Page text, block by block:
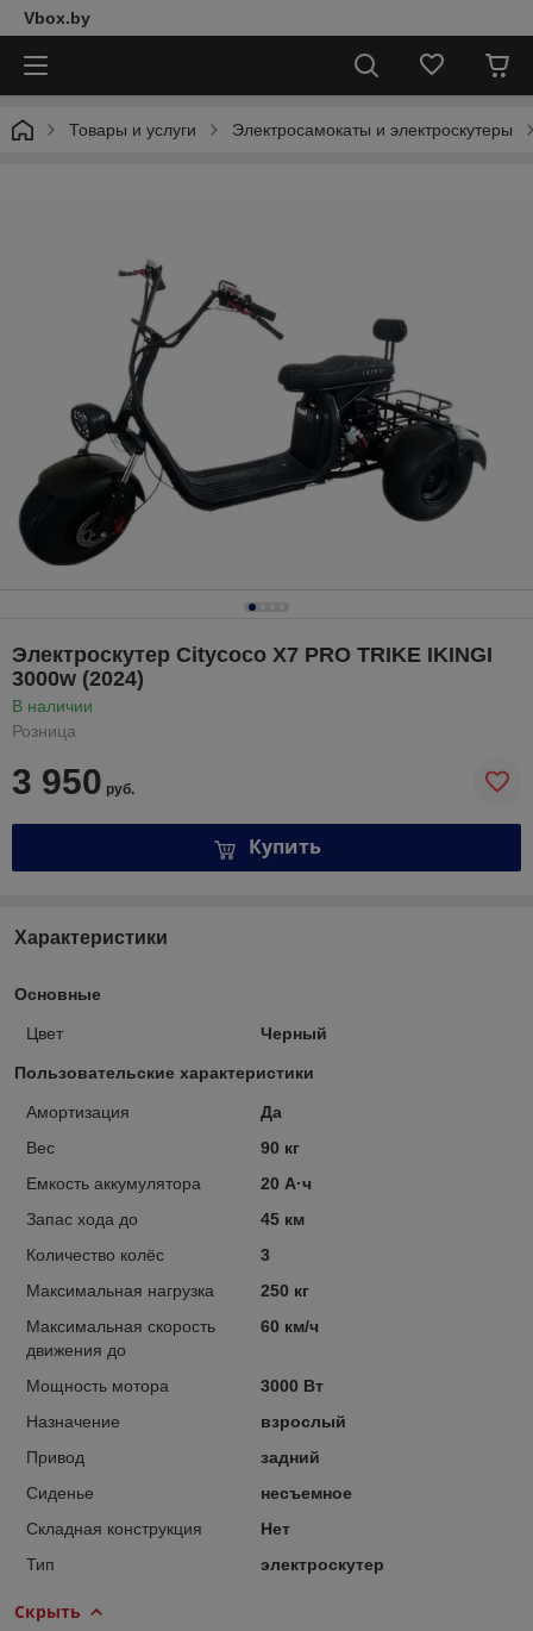
Vbox.by
Товары и услуги Электросамокаты и электроскутеры
Электроскутер Citycoco X7 PRO TRIKE IKINGI
3000w (2024)
В наличии
Розница
3 950 руб.
Купить
Характеристики
Основные
Цвет Черный
Пользовательские характеристики
Амортизация
Да
Вес
90 кг
Емкость аккумулятора
20 А·ч
Запас хода до
45 км
Количество колёс
3
Максимальная нагрузка
250 кг
Максимальная скорость
движения до
60 км/ч
Мощность мотора
3000 Вт
Назначение
взрослый
Привод
задний
Сиденье
несъемное
Складная конструкция
Нет
Тип
электроскутер
Скрыть